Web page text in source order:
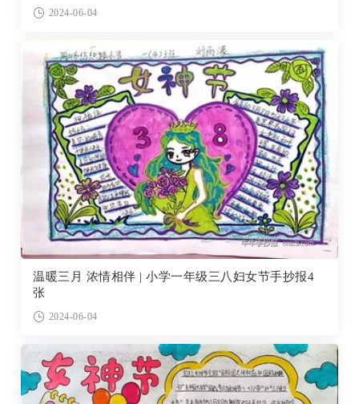
2024-06-04
温暖三月 浓情相伴 | 小学一年级三八妇女节手抄报4
张
2024-06-04